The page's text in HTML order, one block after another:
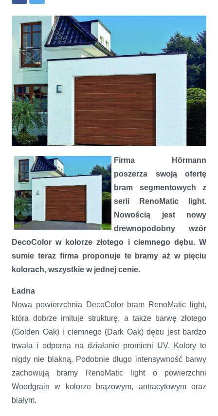
DecoColor. Segmentowa brama garażowa RenoMatic light firmy
Hörmann w nowej odsłonie
Firma Hörmann
poszerza swoją ofertę
bram segmentowych z
serii RenoMatic light.
Nowością jest nowy
drewnopodobny wzór
DecoColor w kolorze złotego i ciemnego dębu. W
sumie teraz firma proponuje te bramy aż w pięciu
kolorach, wszystkie w jednej cenie.
Ładna
Nowa powierzchnia DecoColor bram RenoMatic light,
która dobrze imituje strukturę, a także barwę złotego
(Golden Oak) i ciemnego (Dark Oak) dębu jest bardzo
trwała i odporna na działanie promieni UV. Kolory te
nigdy nie blakną. Podobnie długo intensywność barwy
zachowują bramy RenoMatic light o powierzchni
Woodgrain w kolorze brązowym, antracytowym oraz
białym.